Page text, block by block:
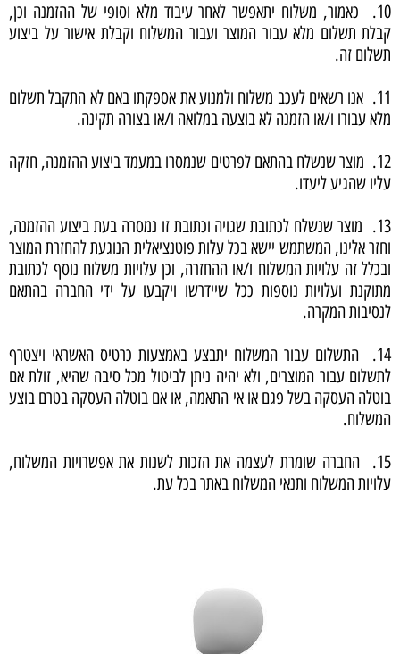
10. כאמור, משלוח יתאפשר לאחר עיבוד מלא וסופי של ההזמנה וכן,
קבלת תשלום מלא עבור המוצר ועבור המשלוח וקבלת אישור על ביצוע
תשלום זה.
11. אנו רשאים לעכב משלוח ולמנוע את אספקתו באם לא התקבל תשלום
מלא עבורו ו/או הזמנה לא בוצעה במלואה ו/או בצורה תקינה.
12. מוצר שנשלח בהתאם לפרטים שנמסרו במעמד ביצוע ההזמנה, חזקה
עליו שהגיע ליעדו.
13. מוצר שנשלח לכתובת שגויה וכתובת זו נמסרה בעת ביצוע ההזמנה,
וחזר אלינו, המשתמש יישא בכל עלות פוטנציאלית הנוגעת להחזרת המוצר
ובכלל זה עלויות המשלוח ו/או ההחזרה, וכן עלויות משלוח נוסף לכתובת
מתוקנת ועלויות נוספות ככל שיידרשו ויקבעו על ידי החברה בהתאם
לנסיבות המקרה.
14. התשלום עבור המשלוח יתבצע באמצעות כרטיס האשראי ויצטרף
לתשלום עבור המוצרים, ולא יהיה ניתן לביטול מכל סיבה שהיא, זולת אם
בוטלה העסקה בשל פגם או אי התאמה, או אם בוטלה העסקה בטרם בוצע
המשלוח.
15. החברה שומרת לעצמה את הזכות לשנות את אפשרויות המשלוח,
עלויות המשלוח ותנאי המשלוח באתר בכל עת.